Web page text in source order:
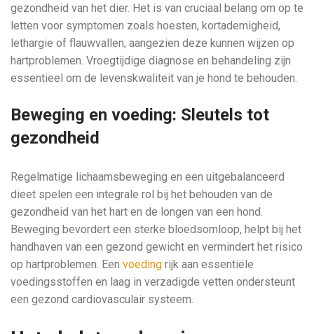
gezondheid van het dier. Het is van cruciaal belang om op te
letten voor symptomen zoals hoesten, kortademigheid,
lethargie of flauwvallen, aangezien deze kunnen wijzen op
hartproblemen. Vroegtijdige diagnose en behandeling zijn
essentieel om de levenskwaliteit van je hond te behouden.
Beweging en voeding: Sleutels tot
gezondheid
Regelmatige lichaamsbeweging en een uitgebalanceerd
dieet spelen een integrale rol bij het behouden van de
gezondheid van het hart en de longen van een hond.
Beweging bevordert een sterke bloedsomloop, helpt bij het
handhaven van een gezond gewicht en vermindert het risico
op hartproblemen. Een voeding rijk aan essentiële
voedingsstoffen en laag in verzadigde vetten ondersteunt
een gezond cardiovasculair systeem.